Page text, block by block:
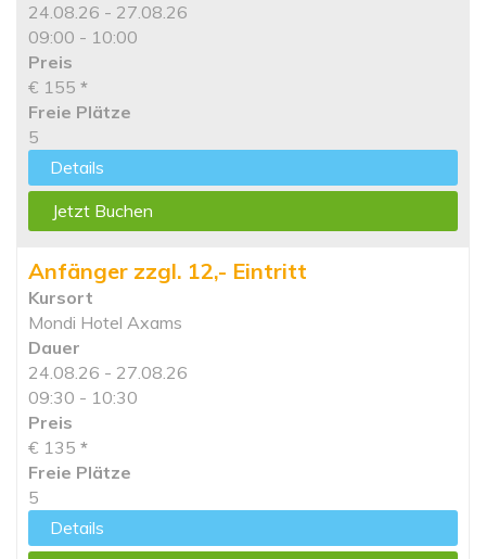
24.08.26 - 27.08.26
09:00 - 10:00
Preis
€ 155 *
Freie Plätze
5
Details
Jetzt Buchen
Anfänger zzgl. 12,- Eintritt
Kursort
Mondi Hotel Axams
Dauer
24.08.26 - 27.08.26
09:30 - 10:30
Preis
€ 135 *
Freie Plätze
5
Details